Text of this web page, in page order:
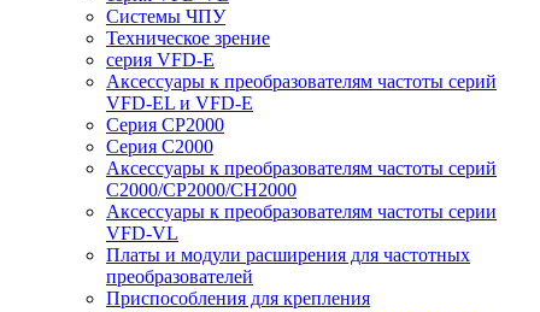
Системы ЧПУ
Техническое зрение
серия VFD-E
Аксессуары к преобразователям частоты серий
VFD-EL и VFD-E
Серия CP2000
Серия C2000
Аксессуары к преобразователям частоты серий
С2000/CP2000/CH2000
Аксессуары к преобразователям частоты серии
VFD-VL
Платы и модули расширения для частотных
преобразователей
Приспособления для крепления